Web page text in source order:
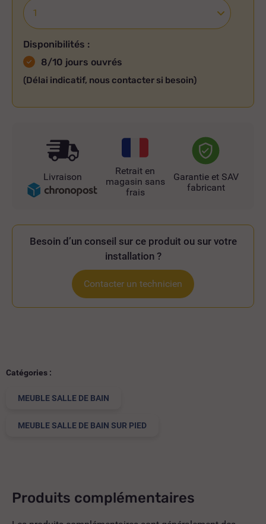
Disponibilités :
8/10 jours ouvrés
(Délai indicatif, nous contacter si besoin)
Livraison
Retrait en
magasin sans
frais
Garantie et SAV
fabricant
Besoin d’un conseil sur ce produit ou sur votre
installation ?
Contacter un technicien
Catégories :
MEUBLE SALLE DE BAIN
MEUBLE SALLE DE BAIN SUR PIED
Produits complémentaires